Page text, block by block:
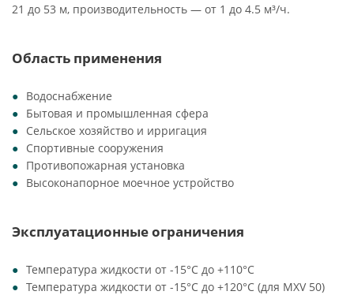
21 до 53 м, производительность — от 1 до 4.5 м³/ч.
Область применения
Водоснабжение
Бытовая и промышленная сфера
Сельское хозяйство и ирригация
Спортивные сооружения
Противопожарная установка
Высоконапорное моечное устройство
Эксплуатационные ограничения
Температура жидкости от -15°C до +110°C
Температура жидкости от -15°C до +120°C (для MXV 50)